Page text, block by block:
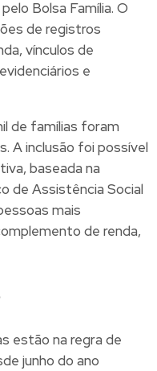
Bolsa Família. O
de registros
vínculos de
e
de famílias foram
A inclusão foi possível
baseada na
de Assistência Social
mais
de renda,
estão na regra de
junho do ano